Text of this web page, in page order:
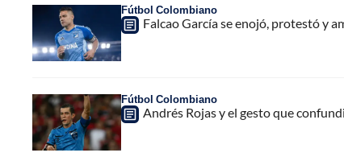
Fútbol Colombiano
Falcao García se enojó, protestó y
Fútbol Colombiano
Andrés Rojas y el gesto que